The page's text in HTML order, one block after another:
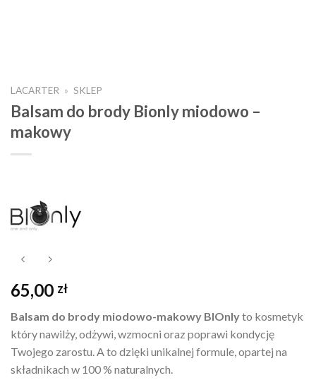
LACARTER » SKLEP
Balsam do brody Bionly miodowo –
makowy
65,00 zł
Balsam do brody miodowo-makowy BIOnlyto kosmetyk
który nawilży, odżywi, wzmocni oraz poprawi kondycję
Twojego zarostu. A to dzięki unikalnej formule, opartej na
składnikach w 100 % naturalnych.